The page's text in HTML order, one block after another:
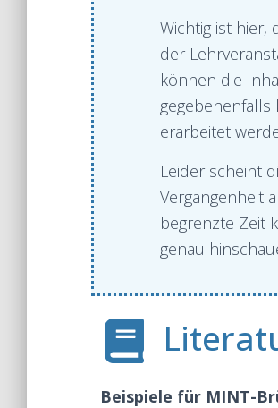
Wichtig ist hier,
der
können die
erarbeitet
Leider scheint
Vergangenheit
begrenzte Zeit
genau
Beispiele für MINT-